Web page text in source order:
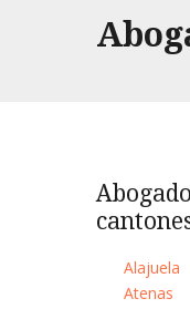
Alajuela
Atenas